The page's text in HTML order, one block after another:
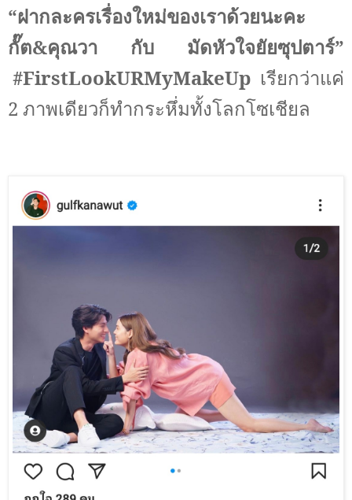
“ฝากละครเรื่องใหม่ของเราด้วยนะคะ
กั๊ต&คุณวา กับ มัดหัวใจยัยซุปตาร์”
#FirstLookURMyMakeUp เรียกว่าแค่
2 ภาพเดียวก็ทำกระหึ่มทั้งโลกโซเชียล